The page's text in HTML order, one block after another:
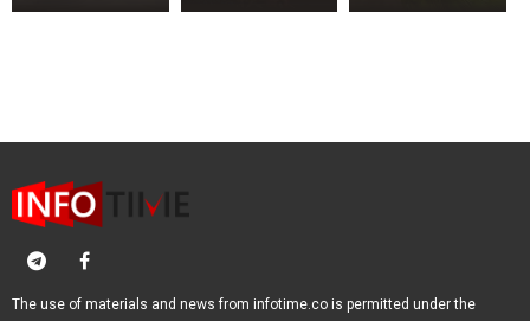
The use of materials and news from infotime.co is permitted under the